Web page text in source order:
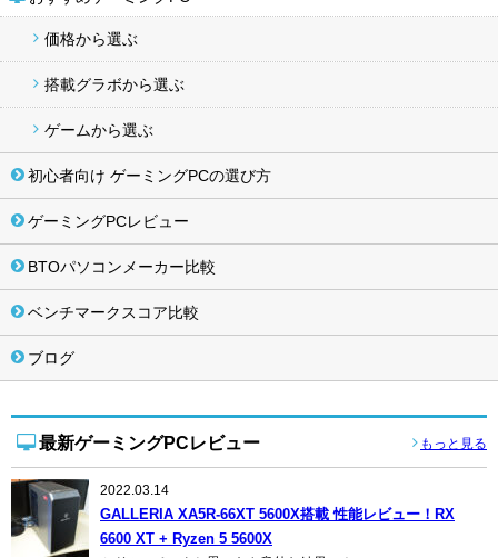
価格から選ぶ
搭載グラボから選ぶ
ゲームから選ぶ
初心者向け ゲーミングPCの選び方
ゲーミングPCレビュー
BTOパソコンメーカー比較
ベンチマークスコア比較
ブログ
最新ゲーミングPCレビュー もっと見る
2022.03.14
GALLERIA XA5R-66XT 5600X搭載 性能レビュー！RX
6600 XT + Ryzen 5 5600X